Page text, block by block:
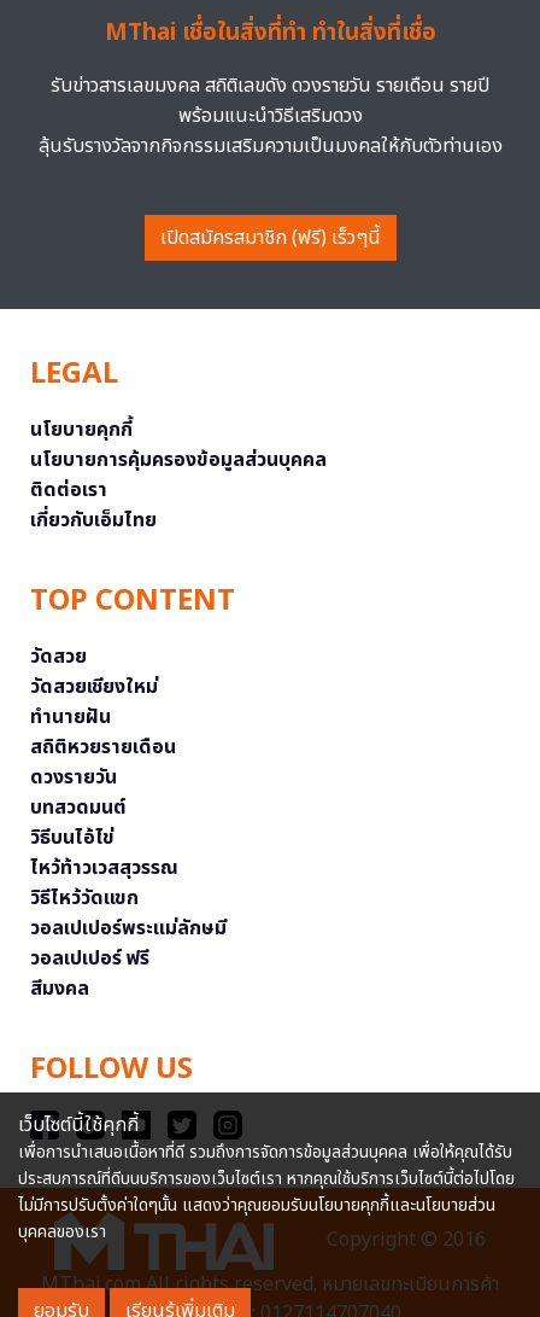
MThai เชื่อในสิ่งที่ทำ ทำในสิ่งที่เชื่อ
รับข่าวสารเลขมงคล สถิติเลขดัง ดวงรายวัน รายเดือน รายปี
พร้อมแนะนำวิธีเสริมดวง
ลุ้นรับรางวัลจากกิจกรรมเสริมความเป็นมงคลให้กับตัวท่านเอง
เปิดสมัครสมาชิก (ฟรี) เร็วๆนี้
LEGAL
นโยบายคุกกี้
นโยบายการคุ้มครองข้อมูลส่วนบุคคล
ติดต่อเรา
เกี่ยวกับเอ็มไทย
TOP CONTENT
วัดสวย
วัดสวยเชียงใหม่
ทำนายฝัน
สถิติหวยรายเดือน
ดวงรายวัน
บทสวดมนต์
วิธีบนไอ้ไข่
ไหว้ท้าวเวสสุวรรณ
วิธีไหว้วัดแขก
วอลเปเปอร์พระแม่ลักษมี
วอลเปเปอร์ ฟรี
สีมงคล
FOLLOW US
Copyright © 2016
MThai.com All rights reserved. หมายเลขทะเบียนการค้า
เว็บไซต์นี้ใช้คุกกี้
เพื่อการนำเสนอเนื้อหาที่ดี รวมถึงการจัดการข้อมูลส่วนบุคคล เพื่อให้คุณได้รับ
ประสบการณ์ที่ดีบนบริการของเว็บไซต์เรา หากคุณใช้บริการเว็บไซต์นี้ต่อไปโดย
ไม่มีการปรับตั้งค่าใดๆนั้น แสดงว่าคุณยอมรับนโยบายคุกกี้และนโยบายส่วน
บุคคลของเรา
ยอมรับ เรียนรู้เพิ่มเติม